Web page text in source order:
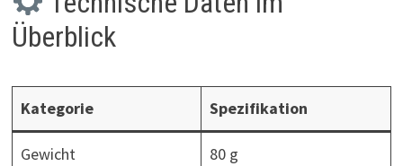
Überblick
Kategorie Spezifikation
Gewicht 80 g